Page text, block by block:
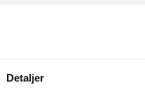
Detaljer